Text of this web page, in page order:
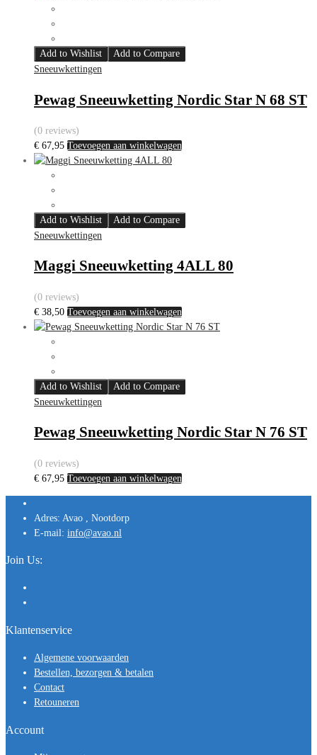
Add to Wishlist
Add to Compare
Sneeuwkettingen
Pewag Sneeuwketting Nordic Star N 68 ST
(0 reviews)
€ 67,95 Toevoegen aan winkelwagen
Add to Wishlist
Add to Compare
Sneeuwkettingen
Maggi Sneeuwketting 4ALL 80
(0 reviews)
€ 38,50 Toevoegen aan winkelwagen
Add to Wishlist
Add to Compare
Sneeuwkettingen
Pewag Sneeuwketting Nordic Star N 76 ST
(0 reviews)
€ 67,95 Toevoegen aan winkelwagen
Adres: Avao , Nootdorp
E-mail: info@avao.nl
Join Us:
Klantenservice
Algemene voorwaarden
Bestellen, bezorgen & betalen
Contact
Retouneren
Account